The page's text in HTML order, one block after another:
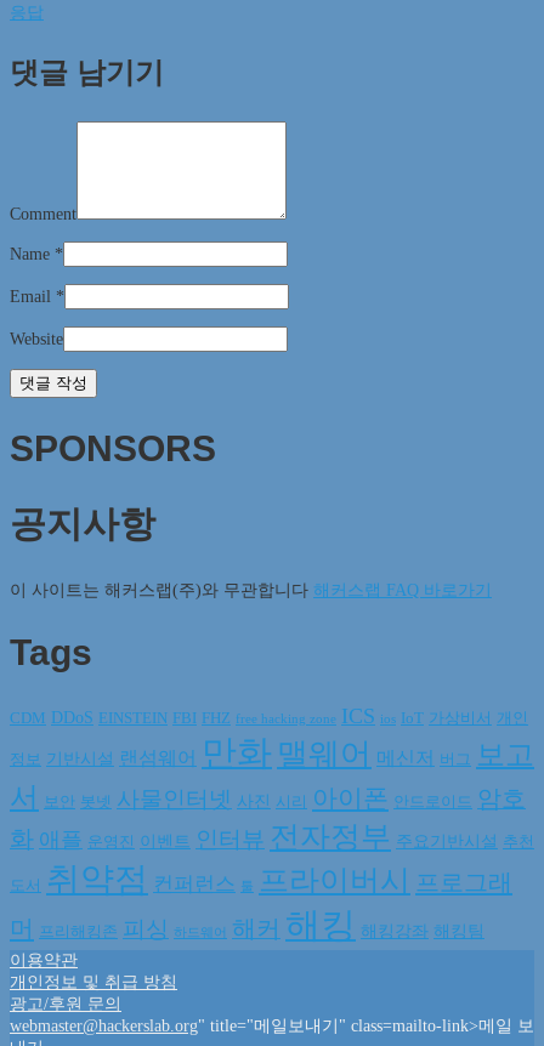
응답
댓글 남기기
Comment
Name *
Email *
Website
SPONSORS
공지사항
이 사이트는 해커스랩(주)와 무관합니다 해커스랩 FAQ 바로가기
Tags
CDM DDoS EINSTEIN FBI FHZ free hacking zone ICS ios IoT 가상비서 개인
정보 기반시설 랜섬웨어 만화 맬웨어 메신저 버그
보고
서
보안 봇넷 사물인터넷 사진 시리 아이폰 안드로이드 암호
화 애플 운영진 이벤트 인터뷰 전자정부 주요기반시설 추천
도서 취약점 컨퍼런스 툴 프라이버시
프로그래
머
프리해킹존 피싱 하드웨어 해커 해킹 해킹강좌 해킹팀
이용약관
개인정보 및 취급 방침
광고/후원 문의
webmaster@hackerslab.org" title="메일보내기" class=mailto-link>메일 보